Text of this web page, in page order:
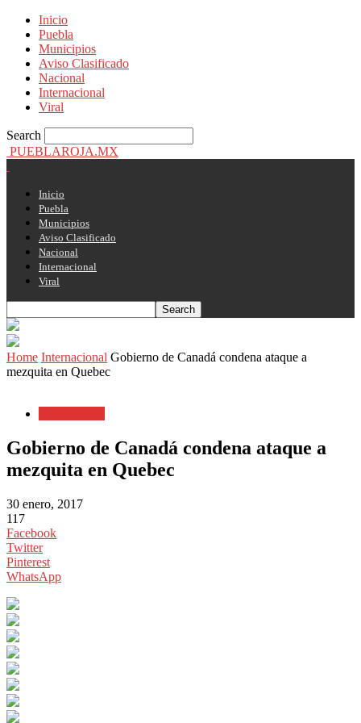
Inicio
Puebla
Municipios
Aviso Clasificado
Nacional
Internacional
Viral
Search
PUEBLAROJA.MX
Inicio
Puebla
Municipios
Aviso Clasificado
Nacional
Internacional
Viral
Home Internacional Gobierno de Canadá condena ataque a
mezquita en Quebec
Gobierno de Canadá condena ataque a
mezquita en Quebec
30 enero, 2017
117
Facebook
Twitter
Pinterest
WhatsApp